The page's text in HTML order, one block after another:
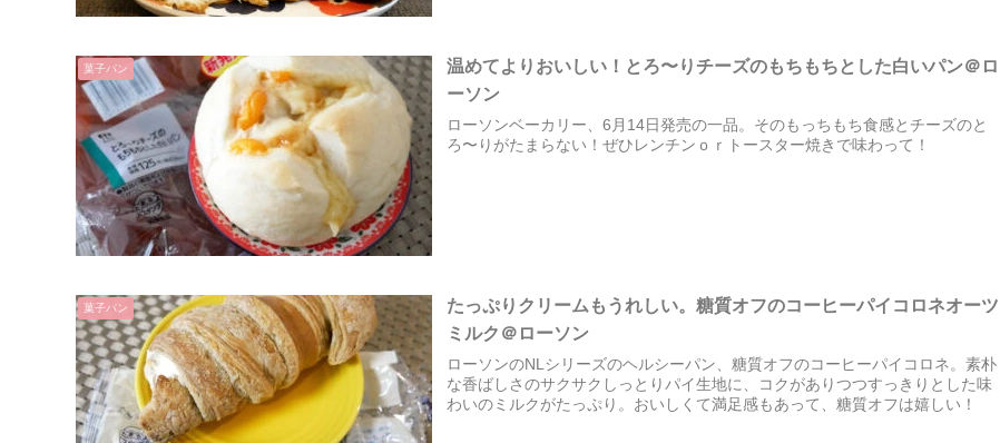
菓子パン
温めてよりおいしい！とろ〜りチーズのもちもちとした白いパン＠ロ
ーソン
ローソンベーカリー、6月14日発売の一品。そのもっちもち食感とチーズのと
ろ〜りがたまらない！ぜひレンチンｏｒトースター焼きで味わって！
菓子パン
たっぷりクリームもうれしい。糖質オフのコーヒーパイコロネオーツ
ミルク＠ローソン
ローソンのNLシリーズのヘルシーパン、糖質オフのコーヒーパイコロネ。素朴
な香ばしさのサクサクしっとりパイ生地に、コクがありつつすっきりとした味
わいのミルクがたっぷり。おいしくて満足感もあって、糖質オフは嬉しい！